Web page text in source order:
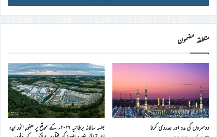
ڈی
درج
کریں
متعلقہ مضمون
دوسروں کی مدد اور ہمدردی کرنا
جلسہ سالانہ برطانیہ ۲۰۲۶ء کے موقع پر حضورِ انور ایّدہ